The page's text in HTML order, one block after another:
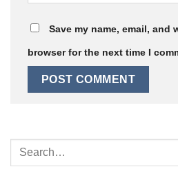
Save my name, email, and
browser for the next time I